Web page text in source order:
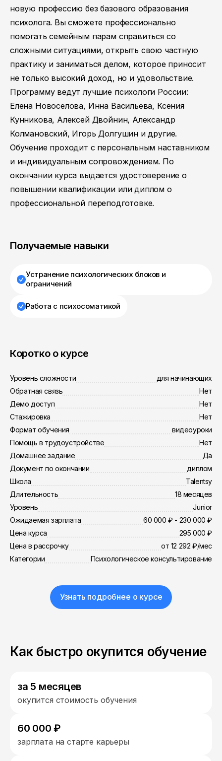
новую профессию без базового образования
психолога. Вы сможете профессионально
помогать семейным парам справиться со
сложными ситуациями, открыть свою частную
практику и заниматься делом, которое приносит
не только высокий доход, но и удовольствие.
Программу ведут лучшие психологи России:
Елена Новоселова, Инна Васильева, Ксения
Кунникова, Алексей Двойнин, Александр
Колмановский, Игорь Долгушин и другие.
Обучение проходит с персональным наставником
и индивидуальным сопровождением. По
окончании курса выдается удостоверение о
повышении квалификации или диплом о
профессиональной переподготовке.
Получаемые навыки
Устранение психологических блоков и
ограничений
Работа с психосоматикой
Коротко о курсе
Уровень сложности
для начинающих
Обратная связь
Нет
Демо доступ
Нет
Стажировка
Нет
Формат обучения
видеоуроки
Помощь в трудоустройстве
Нет
Домашнее задание
Да
Документ по окончании
диплом
Школа
Talentsy
Длительность
18 месяцев
Уровень
Junior
Ожидаемая зарплата
60 000 ₽ - 230 000 ₽
Цена курса
295 000 ₽
Цена в рассрочку
от 12 292 ₽/мес
Категории
Психологическое консультирование
Узнать подробнее о курсе
Как быстро окупится обучение
за 5 месяцев
окупится стоимость обучения
60 000 ₽
зарплата на старте карьеры